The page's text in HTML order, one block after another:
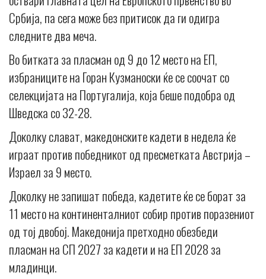
Србија, па сега може без притисок да ги одигра
следните два меча.
Во битката за пласман од 9 до 12 место на ЕП,
избраниците на Горан Кузманоски ќе се соочат со
селекцијата на Португалија, која беше подобра од
Шведска со 32-28.
Доколку слават, македонските кадети в недела ќе
играат против победникот од пресметката Австрија –
Израел за 9 место.
Доколку не запишат победа, кадетите ќе се борат за
11 место на континенталниот собир против поразениот
од тој двобој. Македонија претходно обезбеди
пласман на СП 2027 за кадети и на ЕП 2028 за
младинци.